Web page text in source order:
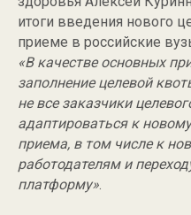
итоги введения нового
приеме в российские
«В качестве основных
заполнение целевой
не все заказчики
адаптироваться к
приема, в том числе к
работодателям и
платформу»